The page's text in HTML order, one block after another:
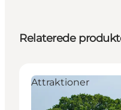
Relaterede
Attraktioner